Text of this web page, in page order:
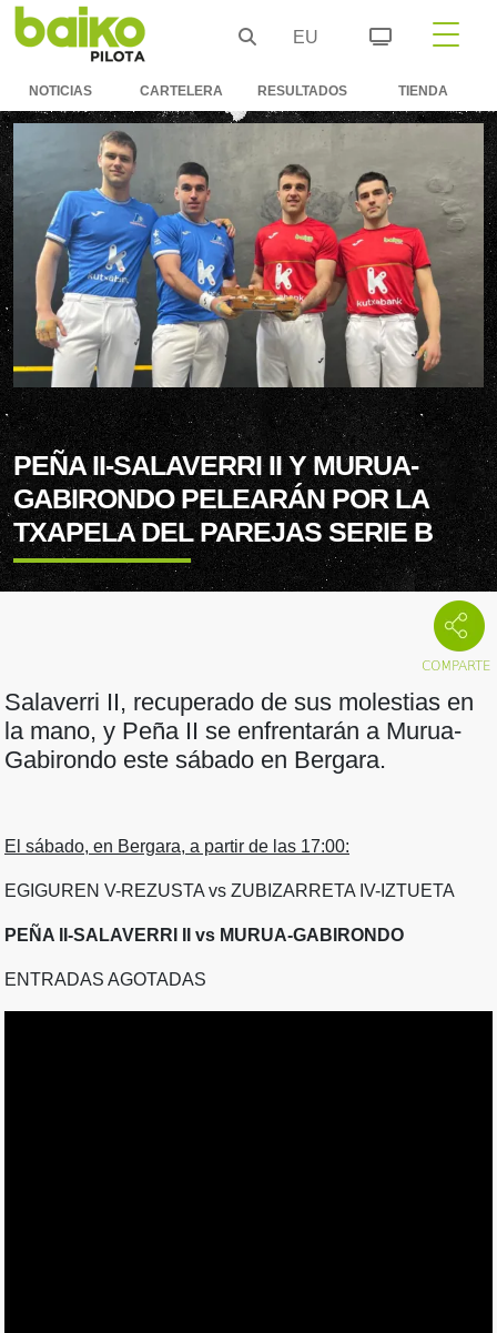
EU
NOTICIAS CARTELERA RESULTADOS TIENDA
PEÑA II-SALAVERRI II Y MURUA-
GABIRONDO PELEARÁN POR LA
TXAPELA DEL PAREJAS SERIE B
Salaverri II, recuperado de sus molestias en
la mano, y Peña II se enfrentarán a Murua-
Gabirondo este sábado en Bergara.
El sábado, en Bergara, a partir de las 17:00:
EGIGUREN V-REZUSTA vs ZUBIZARRETA IV-IZTUETA
PEÑA II-SALAVERRI II vs MURUA-GABIRONDO
ENTRADAS AGOTADAS